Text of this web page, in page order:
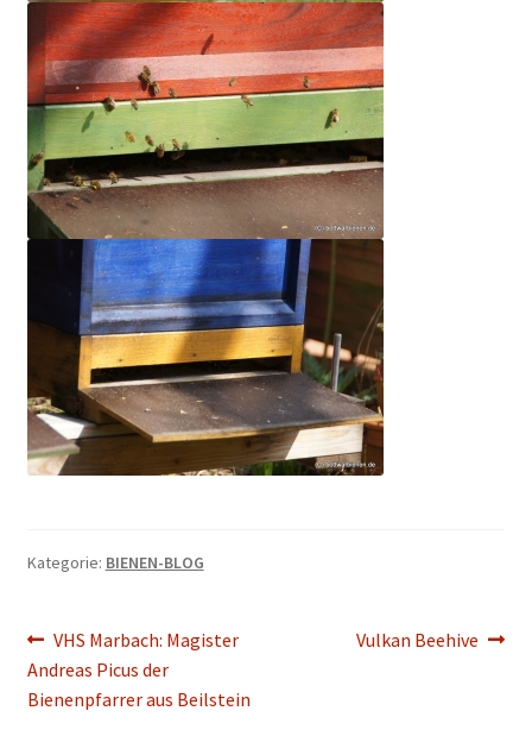
Kategorie: BIENEN-BLOG
Beitragsnavigation
Vorheriger
Beitrag:
VHS Marbach: Magister
Andreas Picus der
Bienenpfarrer aus Beilstein
Nächster
Vulkan Beehive